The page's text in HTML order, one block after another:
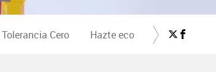
Tolerancia Cero Hazte eco Crea Cultura